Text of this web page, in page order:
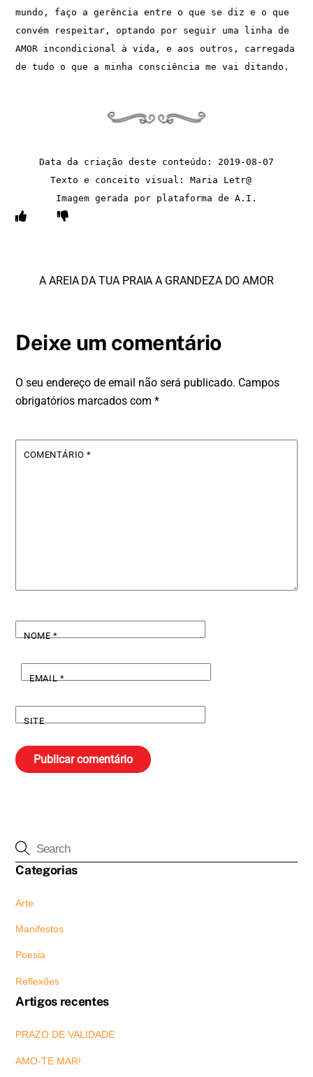
mundo, faço a gerência entre o que se diz e o que
convém respeitar, optando por seguir uma linha de
AMOR incondicional à vida, e aos outros, carregada
de tudo o que a minha consciência me vai ditando.
Data da criação deste conteúdo: 2019-08-07
Texto e conceito visual: Maria Letr@
Imagem gerada por plataforma de A.I.
A AREIA DA TUA PRAIA A GRANDEZA DO AMOR
Deixe um comentário
O seu endereço de email não será publicado. Campos
obrigatórios marcados com*
COMENTÁRIO*
NOME*
EMAIL*
SITE
Categorias
Arte
Manifestos
Poesia
Reflexões
Artigos recentes
PRAZO DE VALIDADE
AMO-TE MAR!